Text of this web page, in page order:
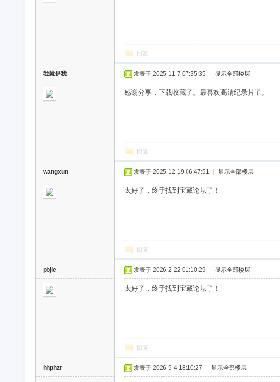
回复
我就是我 发表于 2025-11-7 07:35:35 显示全部楼层
感谢分享，下载收藏了。最喜欢高清纪录片了。
回复
wangxun 发表于 2025-12-19 06:47:51 显示全部楼层
太好了，终于找到宝藏论坛了！
回复
pbjie 发表于 2026-2-22 01:10:29 显示全部楼层
太好了，终于找到宝藏论坛了！
回复
hhphzr 发表于 2026-5-4 18:10:27 显示全部楼层